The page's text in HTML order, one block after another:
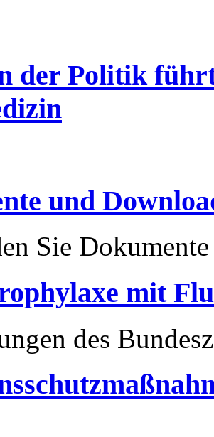
der Politik
und
Sie
mit
des